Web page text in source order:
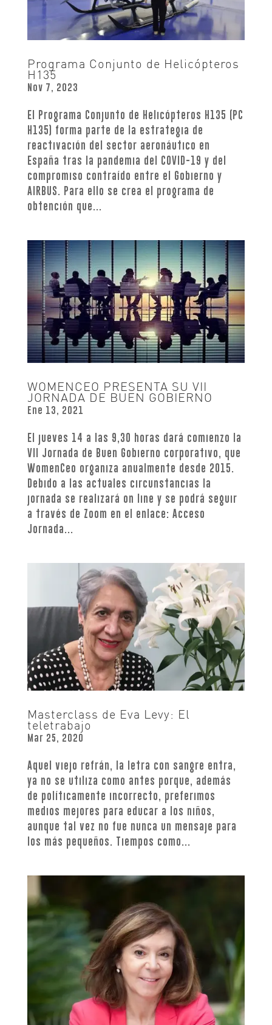
Programa Conjunto de Helicópteros
H135
Nov 7, 2023
El Programa Conjunto de Helicópteros H135 (PC
H135) forma parte de la estrategia de
reactivación del sector aeronáutico en
España tras la pandemia del COVID-19 y del
compromiso contraído entre el Gobierno y
AIRBUS. Para ello se crea el programa de
obtención que...
WOMENCEO PRESENTA SU VII
JORNADA DE BUEN GOBIERNO
Ene 13, 2021
El jueves 14 a las 9,30 horas dará comienzo la
VII Jornada de Buen Gobierno corporativo, que
WomenCeo organiza anualmente desde 2015.
Debido a las actuales circunstancias la
jornada se realizará on line y se podrá seguir
a través de Zoom en el enlace: Acceso
Jornada...
Masterclass de Eva Levy: El
teletrabajo
Mar 25, 2020
Aquel viejo refrán, la letra con sangre entra,
ya no se utiliza como antes porque, además
de políticamente incorrecto, preferimos
medios mejores para educar a los niños,
aunque tal vez no fue nunca un mensaje para
los más pequeños. Tiempos como...